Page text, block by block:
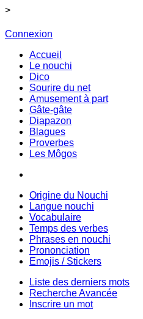
>
Connexion
Accueil
Le nouchi
Dico
Sourire du net
Amusement à part
Gâte-gâte
Diapazon
Blagues
Proverbes
Les Môgos
Origine du Nouchi
Langue nouchi
Vocabulaire
Temps des verbes
Phrases en nouchi
Prononciation
Emojis / Stickers
Liste des derniers mots
Recherche Avancée
Inscrire un mot